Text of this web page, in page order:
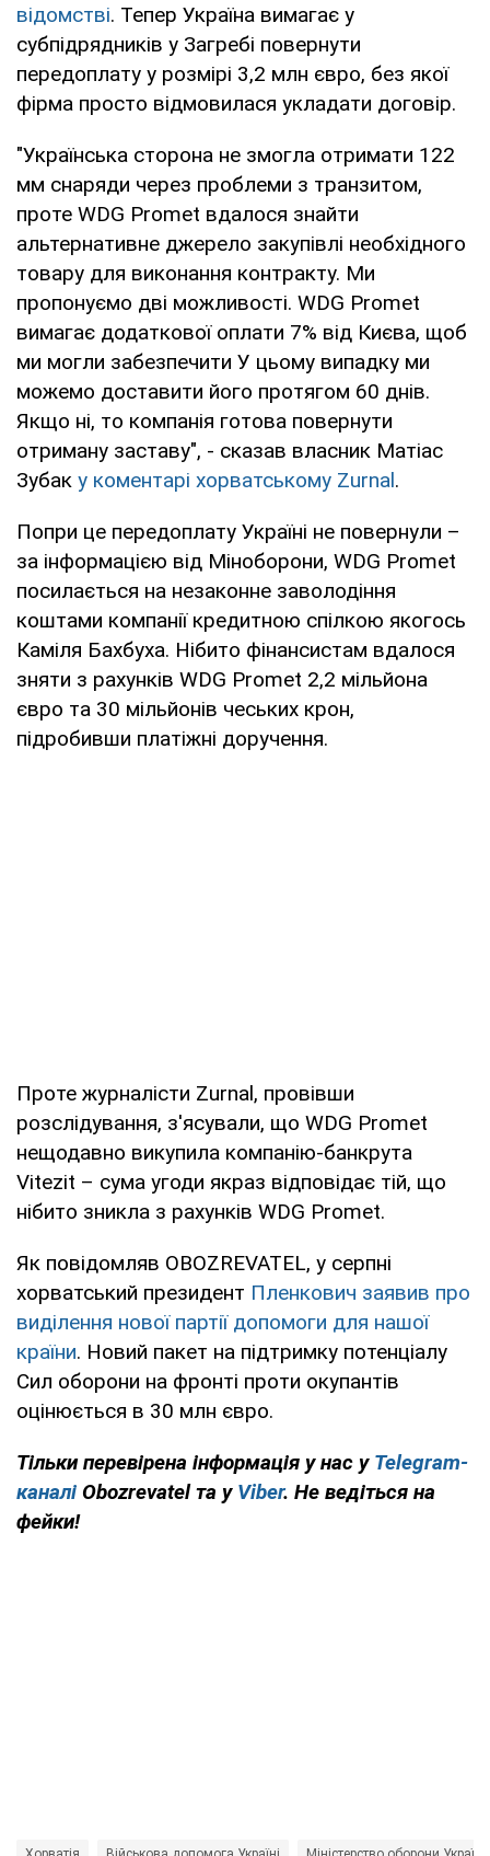
відомстві. Тепер Україна вимагає у
субпідрядників у Загребі повернути
передоплату у розмірі 3,2 млн євро, без якої
фірма просто відмовилася укладати договір.
"Українська сторона не змогла отримати 122
мм снаряди через проблеми з транзитом,
проте WDG Promet вдалося знайти
альтернативне джерело закупівлі необхідного
товару для виконання контракту. Ми
пропонуємо дві можливості. WDG Promet
вимагає додаткової оплати 7% від Києва, щоб
ми могли забезпечити У цьому випадку ми
можемо доставити його протягом 60 днів.
Якщо ні, то компанія готова повернути
отриману заставу", - сказав власник Матіас
Зубак у коментарі хорватському Zurnal.
Попри це передоплату Україні не повернули –
за інформацією від Міноборони, WDG Promet
посилається на незаконне заволодіння
коштами компанії кредитною спілкою якогось
Каміля Бахбуха. Нібито фінансистам вдалося
зняти з рахунків WDG Promet 2,2 мільйона
євро та 30 мільйонів чеських крон,
підробивши платіжні доручення.
Проте журналісти Zurnal, провівши
розслідування, з'ясували, що WDG Promet
нещодавно викупила компанію-банкрута
Vitezit – сума угоди якраз відповідає тій, що
нібито зникла з рахунків WDG Promet.
Як повідомляв OBOZREVATEL, у серпні
хорватський президент Пленкович заявив про
виділення нової партії допомоги для нашої
країни. Новий пакет на підтримку потенціалу
Сил оборони на фронті проти окупантів
оцінюється в 30 млн євро.
Тільки перевірена інформація у нас у Telegram-
каналі Obozrevatel та у Viber. Не ведіться на
фейки!